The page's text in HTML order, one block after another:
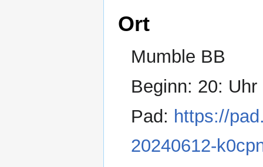
Ort
Mumble BB
Beginn: 20: Uhr
Pad: https://
20240612-